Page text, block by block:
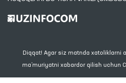
Diqqat! Agar siz matnda xatoliklarni
ma’muriyatni xabardor qilish uchun